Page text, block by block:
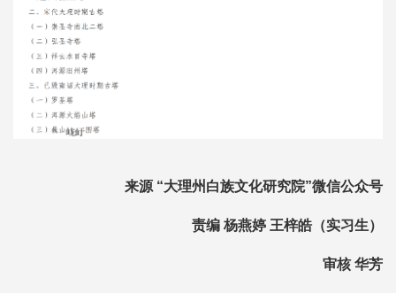
来源 “大理州白族文化研究院”微信公众号
责编 杨燕婷 王梓皓（实习生）
审核 华芳